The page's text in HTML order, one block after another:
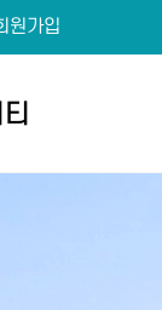
원가입